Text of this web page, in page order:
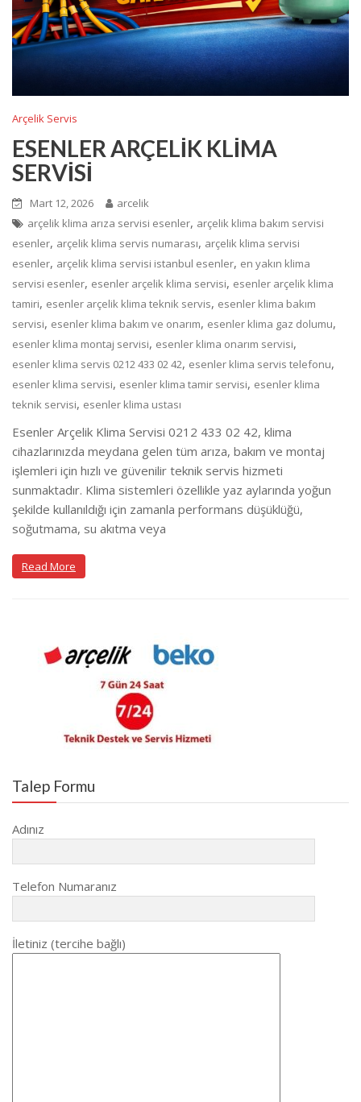
Arçelik Servis
ESENLER ARÇELİK KLİMA
SERVİSİ
Mart 12, 2026
arcelik
arçelik klima arıza servisi esenler, arçelik klima bakım servisi
esenler, arçelik klima servis numarası, arçelik klima servisi
esenler, arçelik klima servisi istanbul esenler, en yakın klima
servisi esenler, esenler arçelik klima servisi, esenler arçelik klima
tamiri, esenler arçelik klima teknik servis, esenler klima bakım
servisi, esenler klima bakım ve onarım, esenler klima gaz dolumu,
esenler klima montaj servisi, esenler klima onarım servisi,
esenler klima servis 0212 433 02 42, esenler klima servis telefonu,
esenler klima servisi, esenler klima tamir servisi, esenler klima
teknik servisi, esenler klima ustası
Esenler Arçelik Klima Servisi 0212 433 02 42, klima
cihazlarınızda meydana gelen tüm arıza, bakım ve montaj
işlemleri için hızlı ve güvenilir teknik servis hizmeti
sunmaktadır. Klima sistemleri özellikle yaz aylarında yoğun
şekilde kullanıldığı için zamanla performans düşüklüğü,
soğutmama, su akıtma veya
Read More
Talep Formu
Adınız
Telefon Numaranız
İletiniz (tercihe bağlı)